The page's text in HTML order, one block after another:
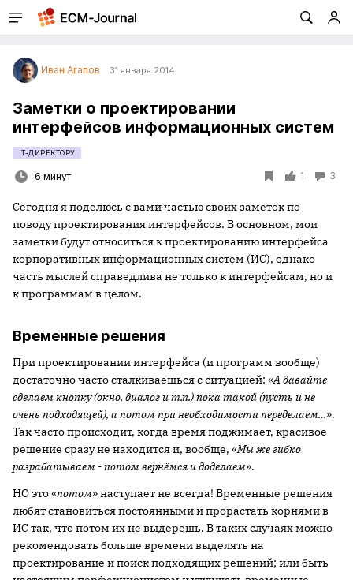
Иван Агапов 31 января 2014
Заметки о проектировании
интерфейсов информационных систем
IT-ДИРЕКТОРУ
6 минут 1 3
Сегодня я поделюсь с вами частью своих заметок по
поводу проектирования интерфейсов. В основном, мои
заметки будут относиться к проектированию интерфейса
корпоративных информационных систем (ИС), однако
часть мыслей справедлива не только к интерфейсам, но и
к программам в целом.
Временные решения
При проектировании интерфейса (и программ вообще)
достаточно часто сталкиваешься с ситуацией: «А давайте
сделаем кнопку (окно, диалог и т.п.) пока такой (пусть и не
очень подходящей), а потом при необходимости переделаем…».
Так часто происходит, когда время поджимает, красивое
решение сразу не находится и, вообще, «Мы же гибко
разрабатываем - потом вернёмся и доделаем».
НО это «потом» наступает не всегда! Временные решения
любят становиться постоянными и прорастать корнями в
ИС так, что потом их не выдерешь. В таких случаях можно
рекомендовать больше времени выделять на
проектирование и поиск подходящих решений; или быть